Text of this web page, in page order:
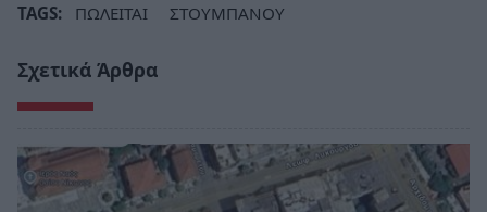
TAGS: ΠΩΛΕΙΤΑΙ ΣΤΟΥΜΠΑΝΟΥ
Σχετικά Άρθρα